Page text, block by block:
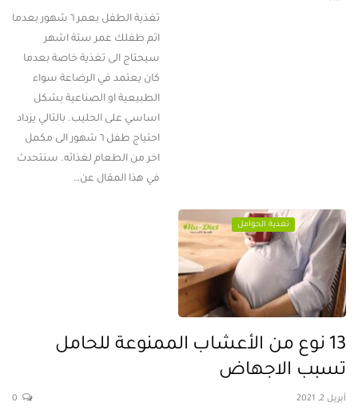
تغذية الطفل بعمر ٦ شهور بعدما
اتم طفلك عمر ستة اشهر
سيحتاج الى تغذية خاصة بعدما
كان يعتمد في الرضاعة سواء
الطبيعية او الصناعية بشكل
اساسي على الحليب. بالتالي يزداد
احتياج طفل ٦ شهور الى مكمل
اخر من الطعام لغذائه. سنتحدث
في هذا المقال عن…
تغذية الحوامل
13 نوع من الأعشاب الممنوعة للحامل
تسبب الاجهاض
أبريل 2, 2021